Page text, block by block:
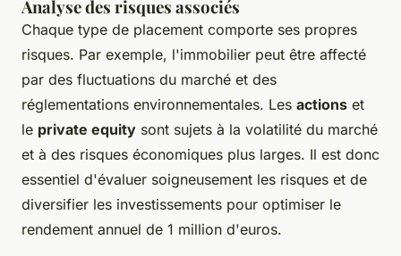
Analyse des risques associés
Chaque type de placement comporte ses propres
risques. Par exemple, l'immobilier peut être affecté
par des fluctuations du marché et des
réglementations environnementales. Les actions et
le private equity sont sujets à la volatilité du marché
et à des risques économiques plus larges. Il est donc
essentiel d'évaluer soigneusement les risques et de
diversifier les investissements pour optimiser le
rendement annuel de 1 million d'euros.